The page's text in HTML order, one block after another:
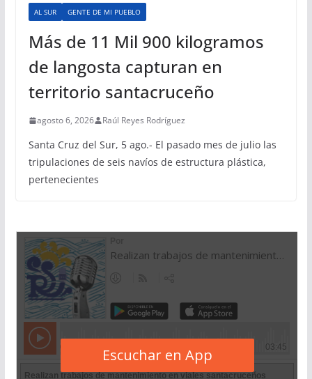
AL SUR GENTE DE MI PUEBLO
Más de 11 Mil 900 kilogramos
de langosta capturan en
territorio santacruceño
agosto 6, 2026 Raúl Reyes Rodríguez
Santa Cruz del Sur, 5 ago.- El pasado mes de julio las
tripulaciones de seis navíos de estructura plástica,
pertenecientes